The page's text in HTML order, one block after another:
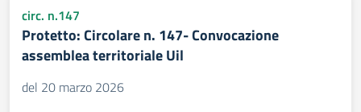
circ. n.147
Protetto: Circolare n. 147- Convocazione
assemblea territoriale Uil
del 20 marzo 2026